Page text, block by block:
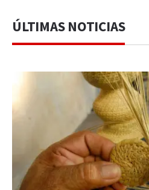
ÚLTIMAS NOTICIAS